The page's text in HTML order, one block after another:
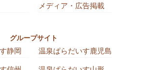
メディア・広告掲載
グループサイト
静岡 温泉ぱらだいす鹿児島